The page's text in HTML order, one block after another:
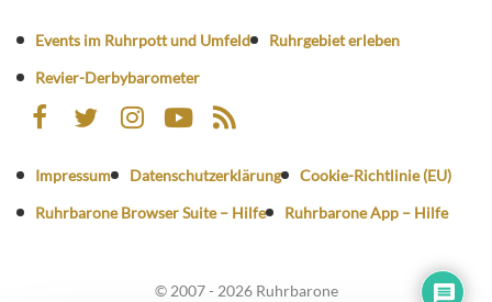
Events im Ruhrpott und Umfeld
Ruhrgebiet erleben
Revier-Derbybarometer
Impressum Datenschutzerklärung
Cookie-Richtlinie (EU)
Ruhrbarone Browser Suite – Hilfe
Ruhrbarone App – Hilfe
© 2007 - 2026 Ruhrbarone